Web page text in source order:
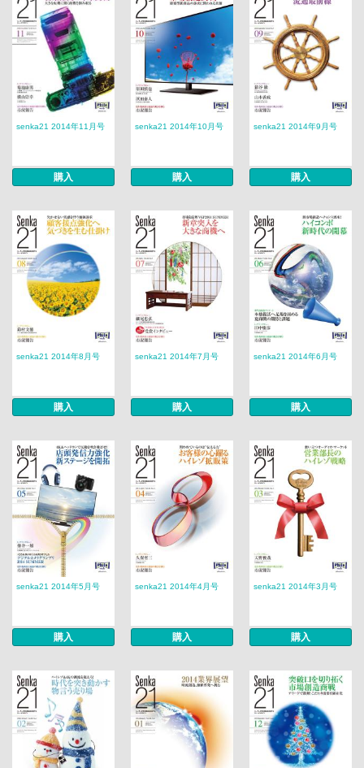
senka21 2014年11月号
購入
senka21 2014年10月号
購入
senka21 2014年9月号
購入
senka21 2014年8月号
購入
senka21 2014年7月号
購入
senka21 2014年6月号
購入
senka21 2014年5月号
購入
senka21 2014年4月号
購入
senka21 2014年3月号
購入